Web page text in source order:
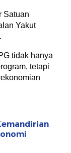
Satuan
Yakut
tidak hanya
tetapi